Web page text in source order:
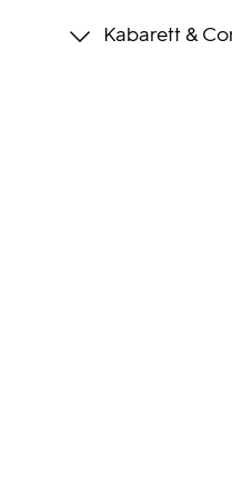
Kabarett &